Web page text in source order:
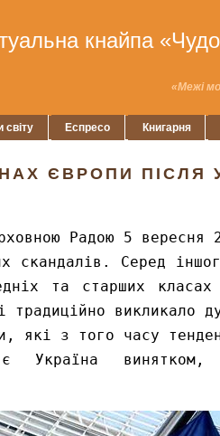
кнайпа
«Межі
світу Еспресо Книгарня
ЄВРОПИ ПІСЛЯ
Радою 5 вересня
скандалів. Серед
та старших
викликало
які з того часу
винятком,